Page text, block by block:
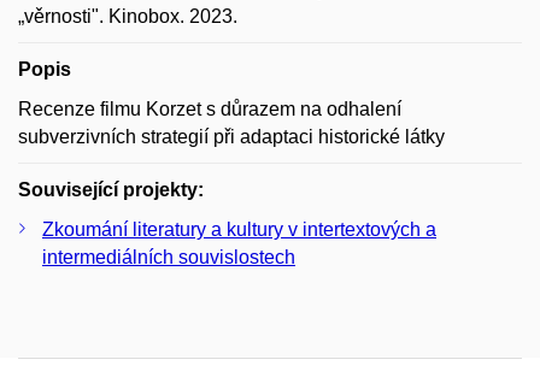
„věrnosti". Kinobox. 2023.
Popis
Recenze filmu Korzet s důrazem na odhalení
subverzivních strategií při adaptaci historické látky
Související projekty:
Zkoumání literatury a kultury v intertextových a
intermediálních souvislostech